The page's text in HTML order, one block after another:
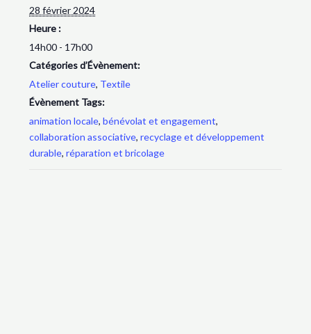
28 février 2024
Heure :
14h00 - 17h00
Catégories d’Évènement:
Atelier couture, Textile
Évènement Tags:
animation locale,bénévolat et engagement,
collaboration associative,recyclage et développement
durable,réparation et bricolage